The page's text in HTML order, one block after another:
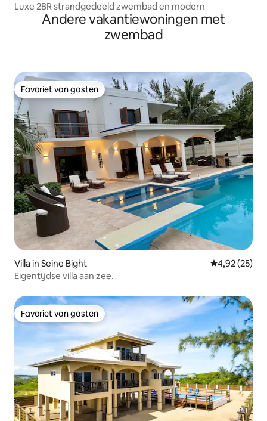
Luxe 2BR strandgedeeld zwembad en modern
Andere vakantiewoningen met
zwembad
Favoriet van gasten
Favoriet van gasten
Villa in Seine Bight Gemiddelde
4,92 (25)
Eigentijdse villa aan zee.
Favoriet van gasten
Favoriet van gasten